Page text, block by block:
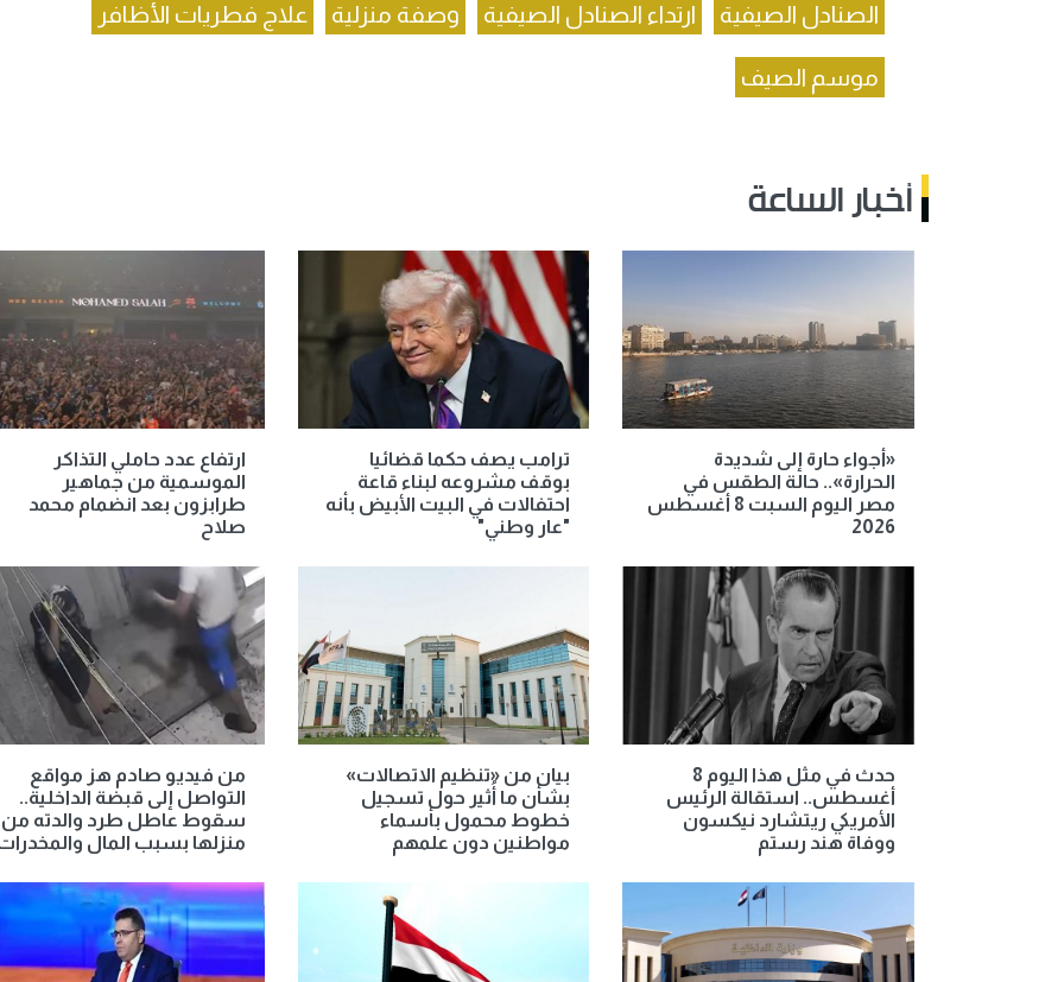
الصنادل الصيفية ارتداء الصنادل الصيفية وصفة منزلية علاج فطريات الأظافر
موسم الصيف
أخبار الساعة
«أجواء حارة إلى شديدة
الحرارة».. حالة الطقس في
مصر اليوم السبت 8 أغسطس
2026
ترامب يصف حكما قضائيا
بوقف مشروعه لبناء قاعة
احتفالات في البيت الأبيض بأنه
"عار وطني"
ارتفاع عدد حاملي التذاكر
الموسمية من جماهير
طرابزون بعد انضمام محمد
صلاح
حدث في مثل هذا اليوم 8
أغسطس.. استقالة الرئيس
الأمريكي ريتشارد نيكسون
ووفاة هند رستم
بيان من «تنظيم الاتصالات»
بشأن ما أُثير حول تسجيل
خطوط محمول بأسماء
مواطنين دون علمهم
من فيديو صادم هز مواقع
التواصل إلى قبضة الداخلية..
سقوط عاطل طرد والدته من
منزلها بسبب المال